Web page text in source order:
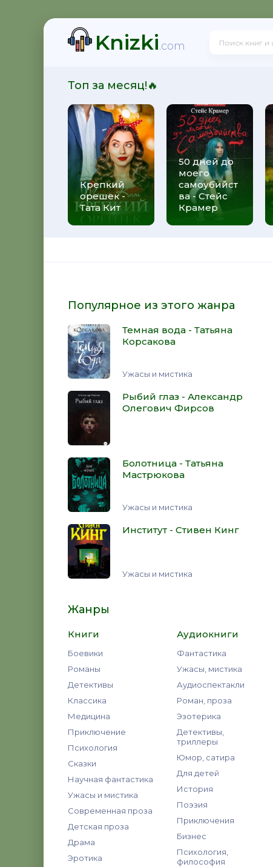
Knizki.com
Топ за месяц!🔥
Крепкий
орешек -
Тата Кит
50 дней до
моего
самоубийст
ва - Стейс
Крамер
Популярное из этого жанра
Темная вода - Татьяна
Корсакова
Ужасы и мистика
Рыбий глаз - Александр
Олегович Фирсов
Болотница - Татьяна
Мастрюкова
Ужасы и мистика
Институт - Стивен Кинг
Ужасы и мистика
Жанры
Книги
Боевики
Романы
Детективы
Классика
Медицина
Приключение
Психология
Сказки
Научная фантастика
Ужасы и мистика
Современная проза
Детская проза
Драма
Эротика
Аудиокниги
Фантастика
Ужасы, мистика
Аудиоспектакли
Роман, проза
Эзотерика
Детективы,
триллеры
Юмор, сатира
Для детей
История
Поэзия
Приключения
Бизнес
Психология,
философия
Фирсов